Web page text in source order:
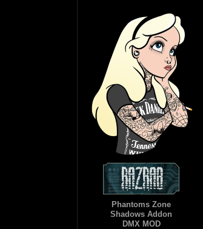
Phantoms Zone
Shadows Addon
DMX MOD